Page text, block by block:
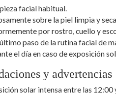
facial habitual.
sobre la piel limpia y
por rostro, cuello y
paso de la rutina facial de
el día en caso de exposición
y advertencias
solar intensa entre las 12:00